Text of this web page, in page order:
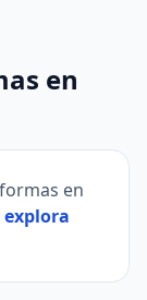
en
en
explora